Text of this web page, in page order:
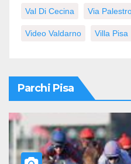
Val Di Cecina Via
Video Valdarno Villa Pisa
Parchi Pisa